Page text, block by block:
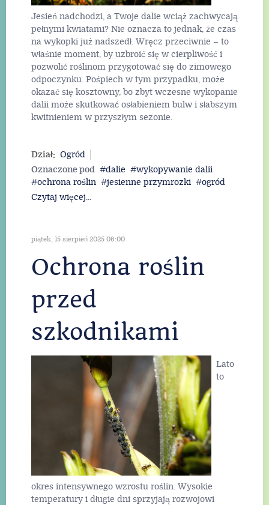
Jesień nadchodzi, a Twoje dalie wciąż zachwycają
pełnymi kwiatami? Nie oznacza to jednak, że czas
na wykopki już nadszedł. Wręcz przeciwnie – to
właśnie moment, by uzbroić się w cierpliwość i
pozwolić roślinom przygotować się do zimowego
odpoczynku. Pośpiech w tym przypadku, może
okazać się kosztowny, bo zbyt wczesne wykopanie
dalii może skutkować osłabieniem bulw i słabszym
kwitnieniem w przyszłym sezonie.
Dział: Ogród
Oznaczone pod
dalie
wykopywanie dalii
ochrona roślin
jesienne przymrozki
ogród
Czytaj więcej...
piątek, 15 sierpień 2025 06:00
Ochrona roślin
przed
szkodnikami
Lato
to
okres intensywnego wzrostu roślin. Wysokie
temperatury i długie dni sprzyjają rozwojowi